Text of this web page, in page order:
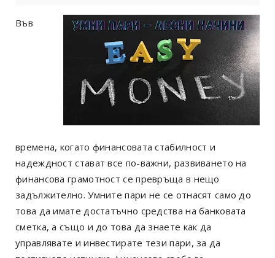
Във
времена, когато финансовата стабилност и
надеждност стават все по-важни, развиването на
финансова грамотност се превръща в нещо
задължително. Умните пари не се отнасят само до
това да имате достатъчно средства на банковата
сметка, а също и до това да знаете как да
управлявате и инвестирате тези пари, за да